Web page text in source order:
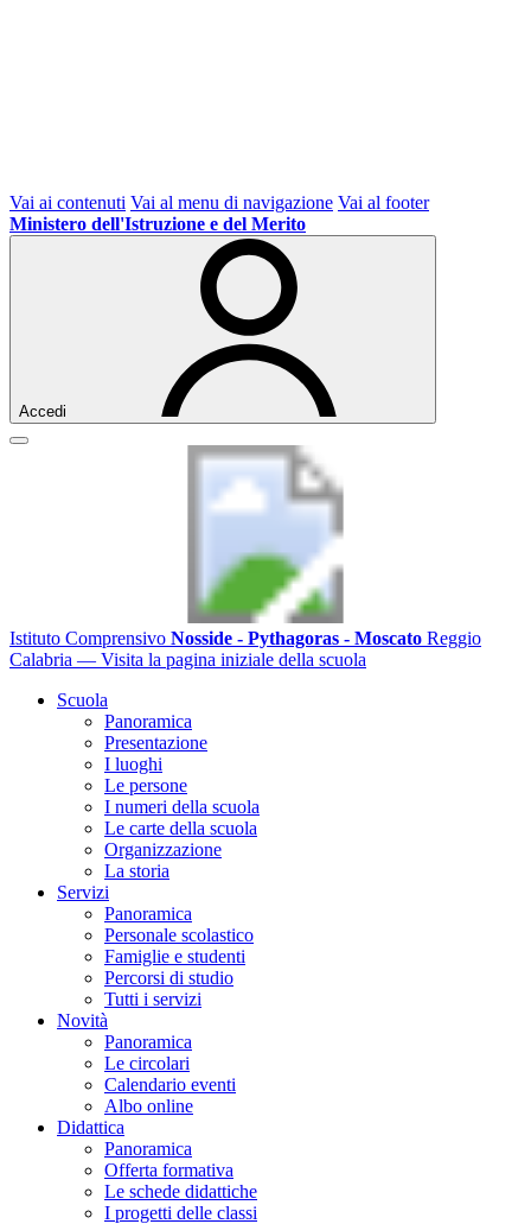
Vai ai contenuti Vai al menu di navigazione Vai al footer
Ministero dell'Istruzione e del Merito
Accedi
Istituto Comprensivo Nosside - Pythagoras - Moscato Reggio
Calabria — Visita la pagina iniziale della scuola
Scuola
Panoramica
Presentazione
I luoghi
Le persone
I numeri della scuola
Le carte della scuola
Organizzazione
La storia
Servizi
Panoramica
Personale scolastico
Famiglie e studenti
Percorsi di studio
Tutti i servizi
Novità
Panoramica
Le circolari
Calendario eventi
Albo online
Didattica
Panoramica
Offerta formativa
Le schede didattiche
I progetti delle classi